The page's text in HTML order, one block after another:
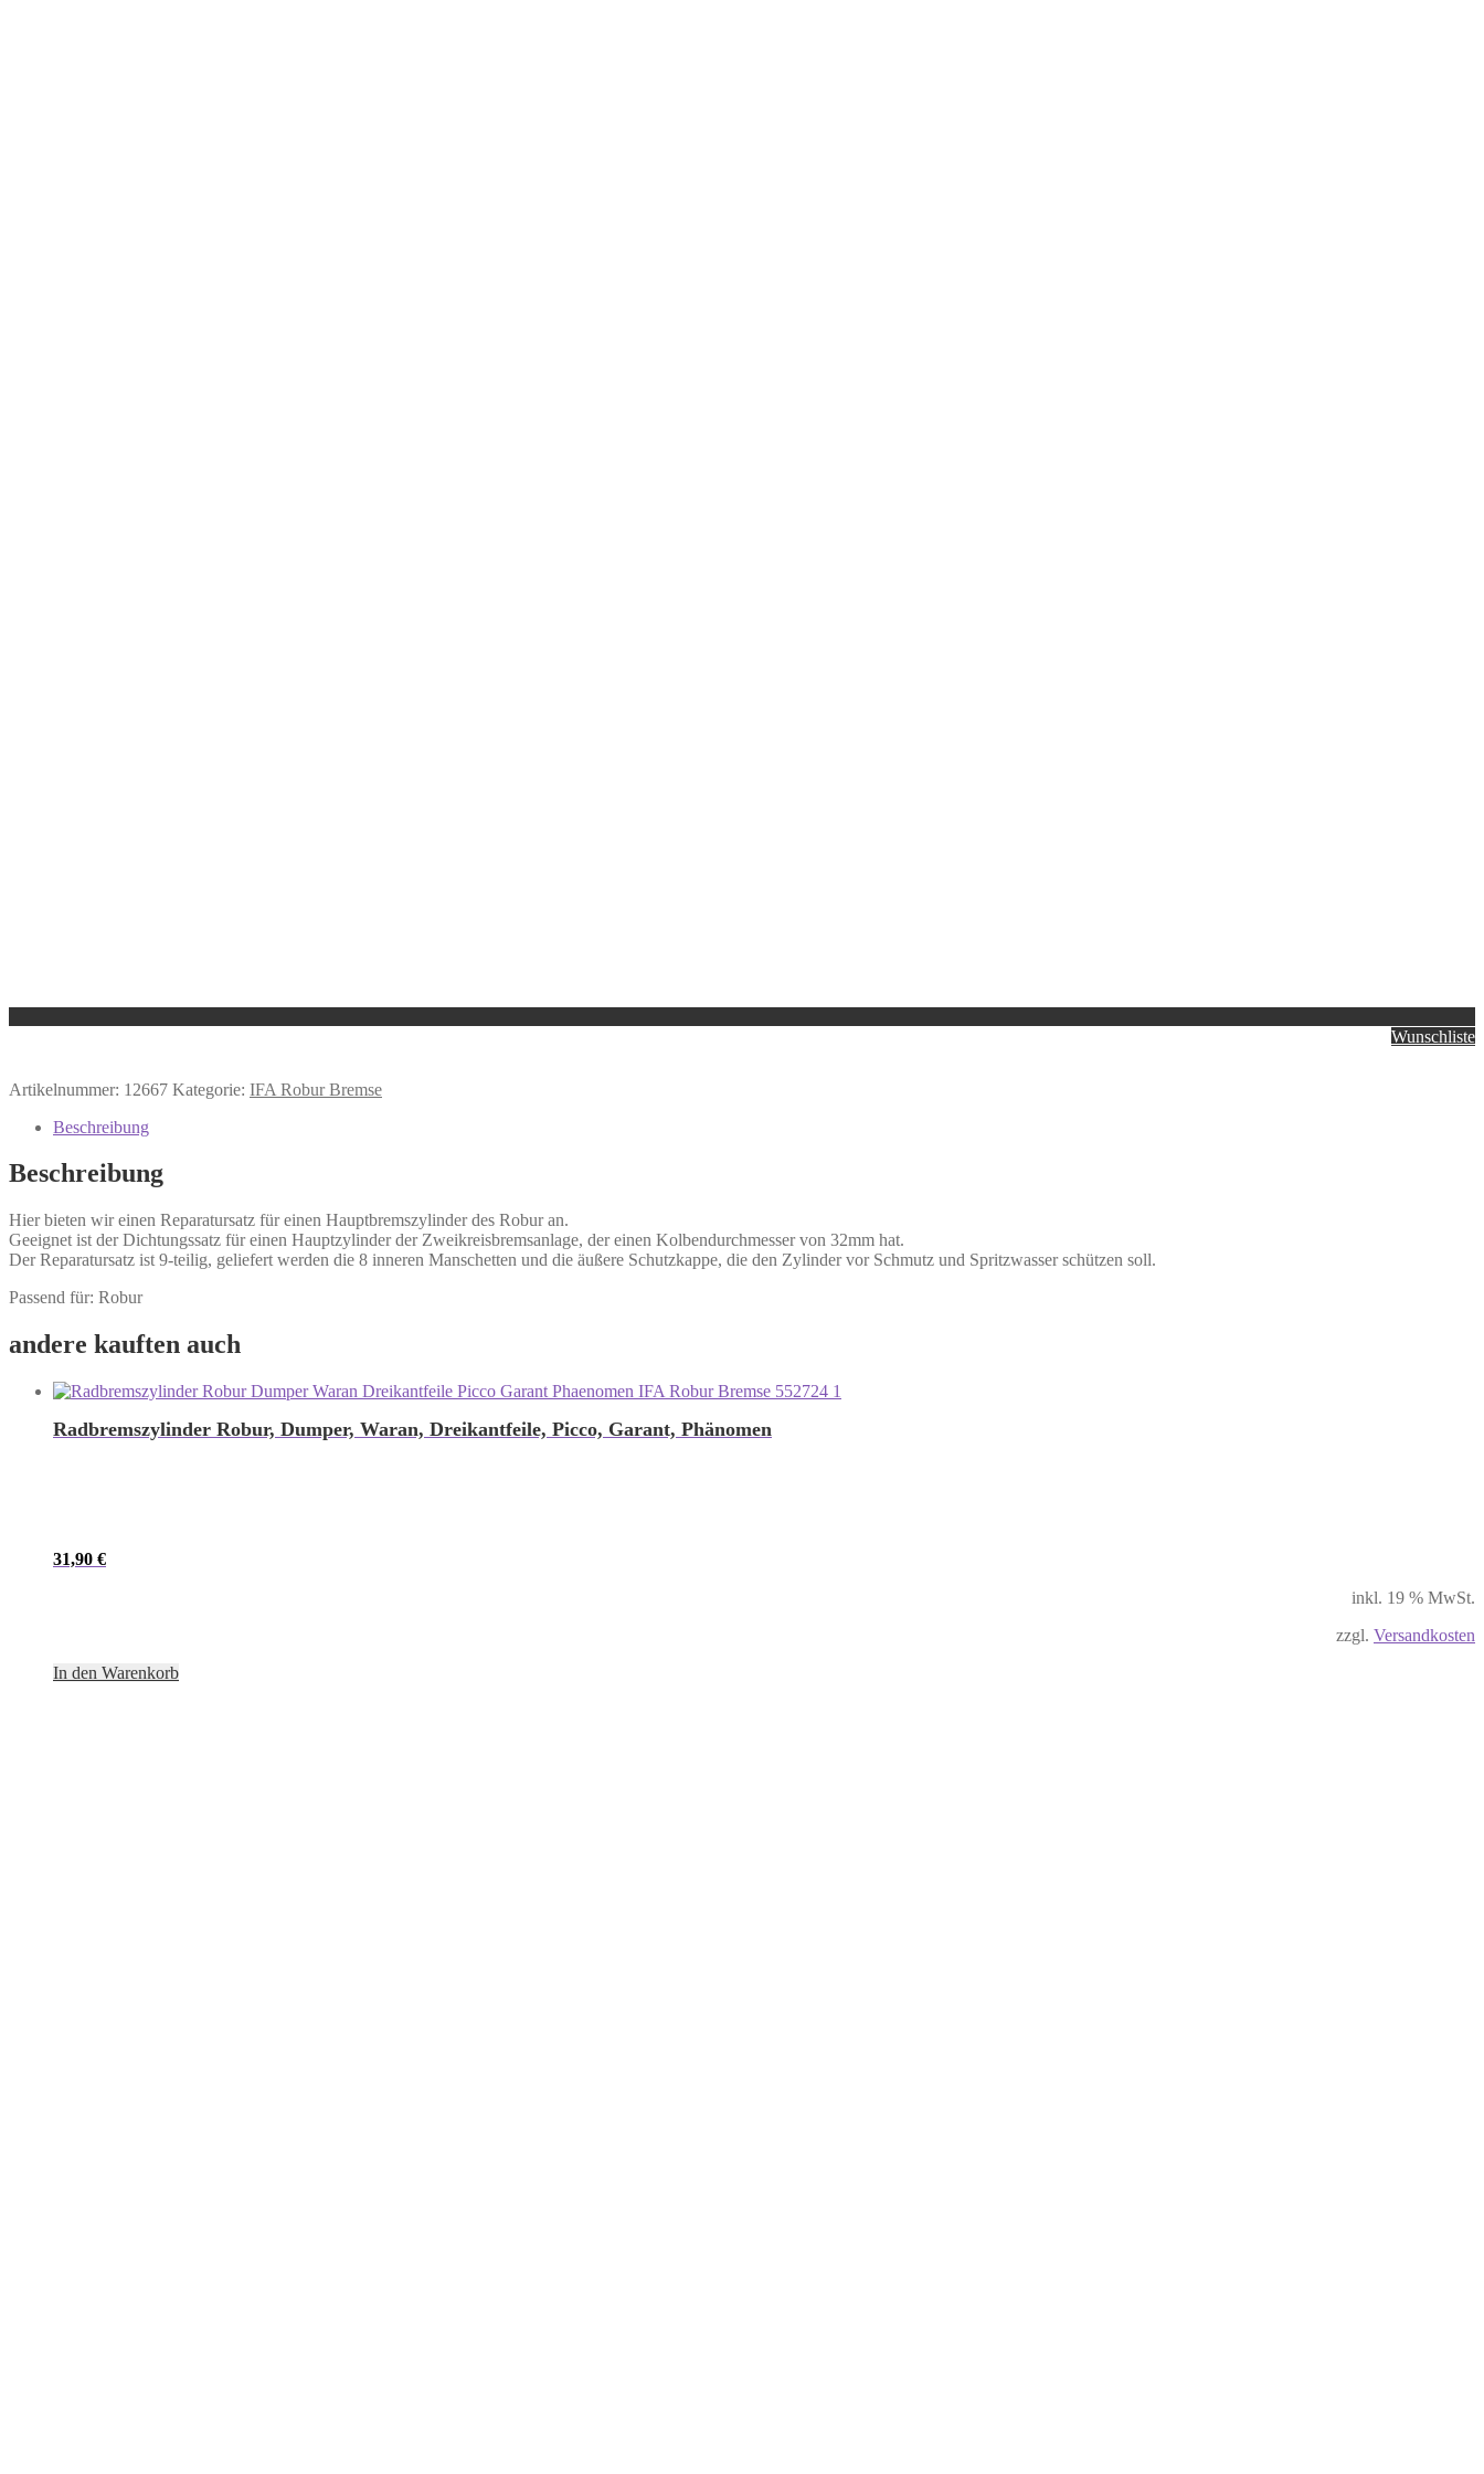
Wunschliste
Artikelnummer: 12667 Kategorie: IFA Robur Bremse
Beschreibung
Beschreibung
Hier bieten wir einen Reparatursatz für einen Hauptbremszylinder des Robur an.
Geeignet ist der Dichtungssatz für einen Hauptzylinder der Zweikreisbremsanlage, der einen Kolbendurchmesser von 32mm hat.
Der Reparatursatz ist 9-teilig, geliefert werden die 8 inneren Manschetten und die äußere Schutzkappe, die den Zylinder vor Schmutz und Spritzwasser schützen soll.
Passend für: Robur
andere kauften auch
Radbremszylinder Robur, Dumper, Waran, Dreikantfeile, Picco, Garant, Phänomen
31,90 €
inkl. 19 % MwSt.
zzgl. Versandkosten
In den Warenkorb